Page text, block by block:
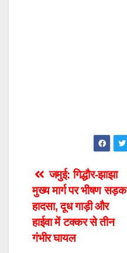
Post
navigation
जमुई: गिद्धौर-झाझा
मुख्य मार्ग पर भीषण सड़क
हादसा, दूध गाड़ी और
हाईवा में टक्कर से तीन
गंभीर घायल